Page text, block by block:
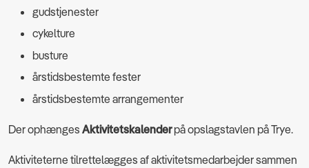
gudstjenester
cykelture
busture
årstidsbestemte fester
årstidsbestemte arrangementer
Der ophænges Aktivitetskalenderpå opslagstavlen på Trye.
Aktiviteterne tilrettelægges af aktivitetsmedarbejder sammen